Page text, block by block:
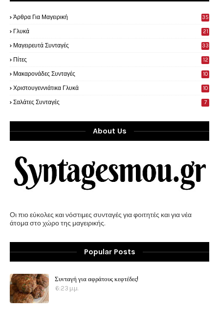
Άρθρα Για Μαγειρική
35
Γλυκά
21
Μαγειρευτά Συνταγές 33
Πίτες 12
Μακαρονάδες Συνταγές 10
Χριστουγεννιάτικα Γλυκά 10
Σαλάτες Συνταγές 7
About Us
Οι πιο εύκολες και νόστιμες συνταγές για φοιτητές και για νέα
άτομα στο χώρο της μαγειρικής.
Popular Posts
Συνταγή για αφράτους κεφτέδες!
6:23 μ.μ.